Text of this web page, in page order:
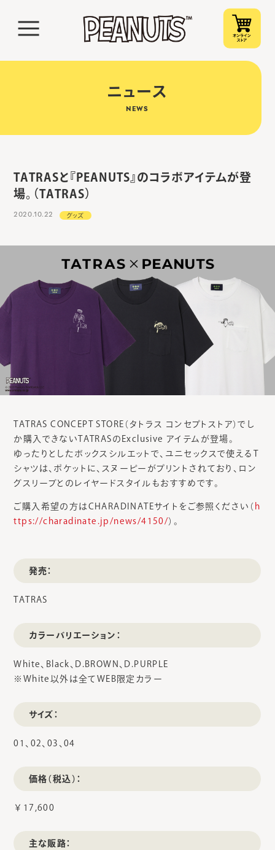
ニュース
NEWS
TATRASと『PEANUTS』のコラボアイテムが登
場。（TATRAS）
2020.10.22 グッズ
TATRAS CONCEPT STORE（タトラス コンセプトストア）でし
か購入できないTATRASのExclusive アイテムが登場。
ゆったりとしたボックスシルエットで、ユニセックスで使えるT
シャツは、ポケットに、スヌーピーがプリントされており、ロン
グスリーブとのレイヤードスタイルもおすすめです。
ご購入希望の方はCHARADINATEサイトをご参照ください（ h
ttps://charadinate.jp/news/4150/）。
発売：
TATRAS
カラーバリエーション：
White、Black、D.BROWN、D.PURPLE
※White以外は全てWEB限定カラー
サイズ：
01、02、03、04
価格（税込）：
￥17,600
主な販路：